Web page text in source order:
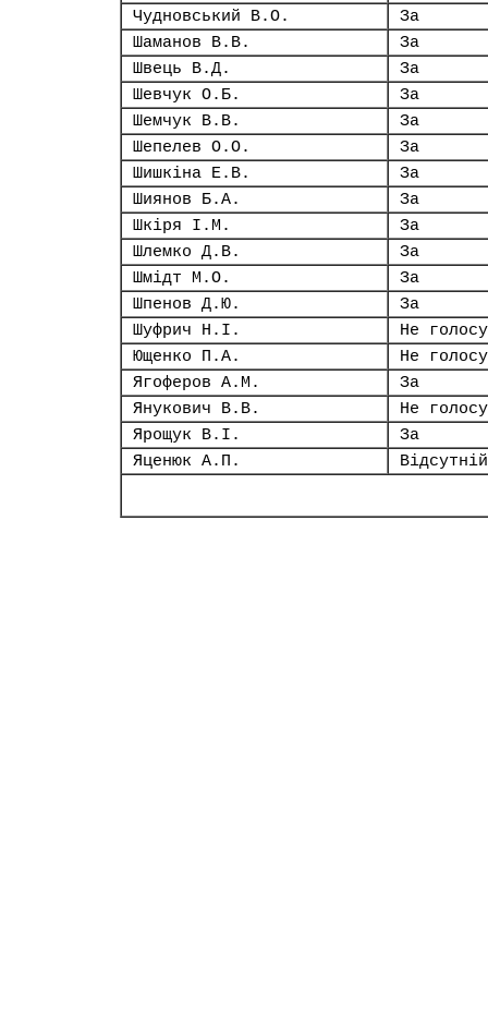
Чудновський В.О.
За
Шаманов В.В.
За
Швець В.Д.
За
Шевчук О.Б.
За
Шемчук В.В.
За
Шепелев О.О.
За
Шишкіна Е.В.
За
Шиянов Б.А.
За
Шкіря І.М.
За
Шлемко Д.В.
За
Шмідт М.О.
За
Шпенов Д.Ю.
За
Шуфрич Н.І.
Не
Ющенко П.А.
Не
Ягоферов А.М.
За
Янукович В.В.
Не
Ярощук В.І.
За
Яценюк А.П.
Відсутній